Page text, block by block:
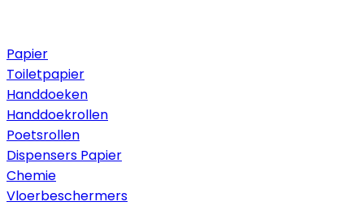
Papier
Toiletpapier
Handdoeken
Handdoekrollen
Poetsrollen
Dispensers Papier
Chemie
Vloerbeschermers